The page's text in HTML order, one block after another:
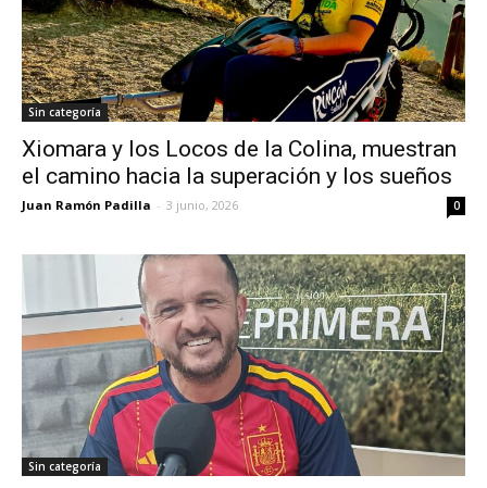
Sin categoría
Xiomara y los Locos de la Colina, muestran
el camino hacia la superación y los sueños
Juan Ramón Padilla - 3 junio, 2026 0
Sin categoría